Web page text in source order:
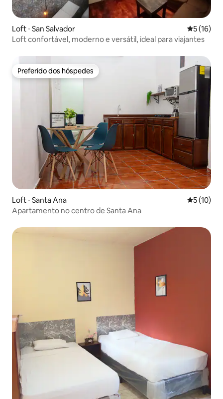
Loft ⋅ San Salvador 5 de uma
5 (16)
Loft confortável, moderno e versátil, ideal para viajantes
Preferido dos hóspedes
Preferido dos hóspedes
Loft ⋅ Santa Ana 5 de uma
5 (10)
Apartamento no centro de Santa Ana